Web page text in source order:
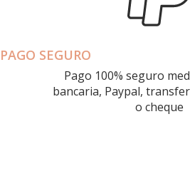
PAGO SEGURO
Pago 100% seguro
bancaria, Paypal,
o cheque